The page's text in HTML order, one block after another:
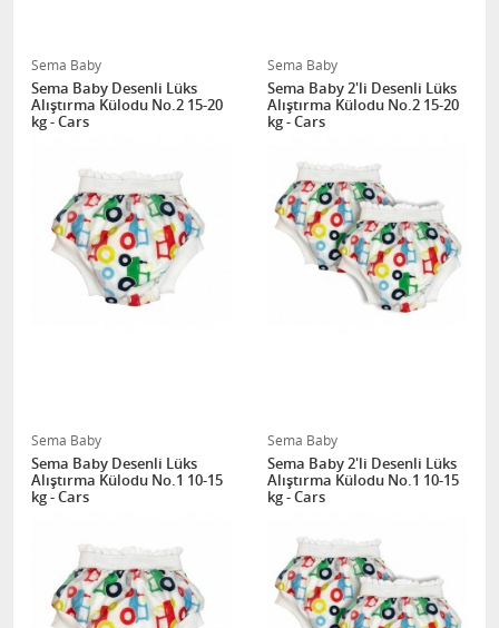
Sema Baby
Sema Baby Desenli Lüks
Alıştırma Külodu No.2 15-20
kg - Cars
Sema Baby
Sema Baby 2'li Desenli Lüks
Alıştırma Külodu No.2 15-20
kg - Cars
Sema Baby
Sema Baby Desenli Lüks
Alıştırma Külodu No.1 10-15
kg - Cars
Sema Baby
Sema Baby 2'li Desenli Lüks
Alıştırma Külodu No.1 10-15
kg - Cars